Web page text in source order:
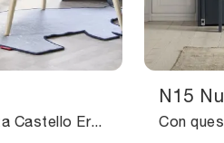
Con questa cameretta Castello Ergo Nidi, tra le soluzioni con letti a castello, potrai progettare stanze moderne per bambine.
N15